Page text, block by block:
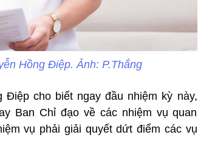
Hồng Điệp. Ảnh: P.Thắng
cho biết ngay đầu nhiệm kỳ này,
Ban Chỉ đạo về các nhiệm vụ quan
vụ phải giải quyết dứt điểm các vụ